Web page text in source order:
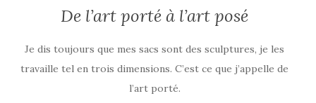
De l’art porté à l’art posé
Je dis toujours que mes sacs sont des sculptures, je les
travaille tel en trois dimensions. C’est ce que j’appelle de
l’art porté.